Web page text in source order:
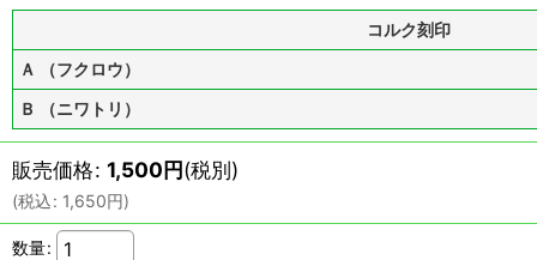
コルク刻印
Ａ （フクロウ）
Ｂ （ニワトリ）
販売価格: 1,500円(税別)
(税込: 1,650円)
数量: